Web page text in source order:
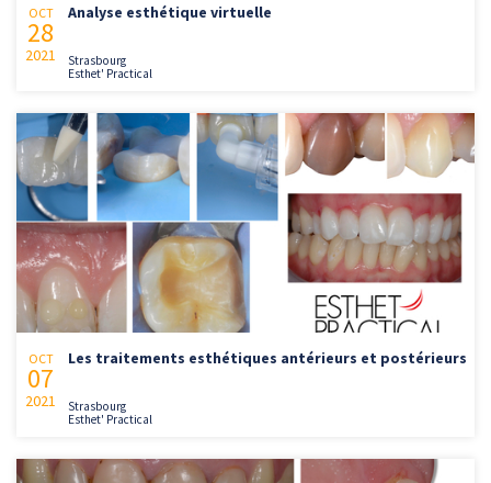
OCT
28
2021
Analyse esthétique virtuelle
Strasbourg
Esthet' Practical
OCT
07
2021
Les traitements esthétiques antérieurs et postérieurs
Strasbourg
Esthet' Practical